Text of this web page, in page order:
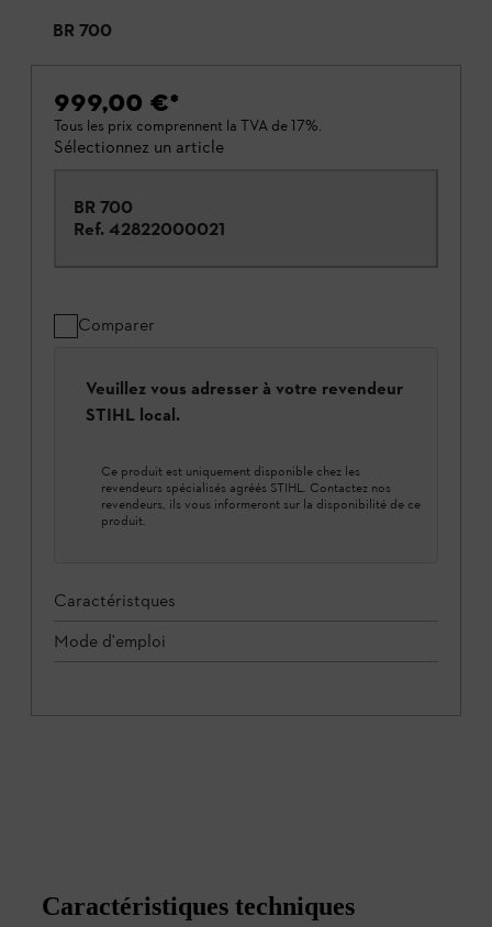
BR 700
999,00 €*
Tous les prix comprennent la TVA de 17%.
Sélectionnez un article
BR 700
Ref. 42822000021
Comparer
Veuillez vous adresser à votre revendeur
STIHL local.
Ce produit est uniquement disponible chez les
revendeurs spécialisés agréés STIHL. Contactez nos
revendeurs, ils vous informeront sur la disponibilité de ce
produit.
Caractéristques
Mode d'emploi
Caractéristiques techniques